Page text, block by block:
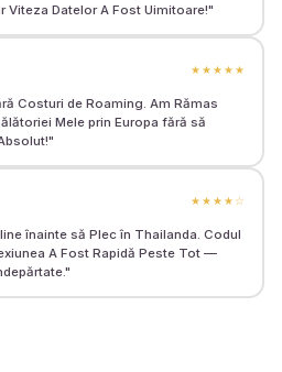
Viteza Datelor A Fost Uimitoare!"
★★★★★
Costuri de Roaming. Am Rămas
Mele prin Europa fără să
"
★★★★ ☆
înainte să Plec în Thailanda. Codul
A Fost Rapidă Peste Tot —
"